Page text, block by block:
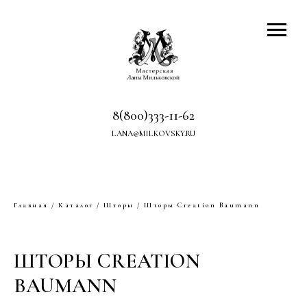
8(800)333-11-62
LANA@MILKOVSKY.RU
Главная / Каталог / Шторы / Шторы Creation Baumann
ШТОРЫ CREATION
BAUMANN